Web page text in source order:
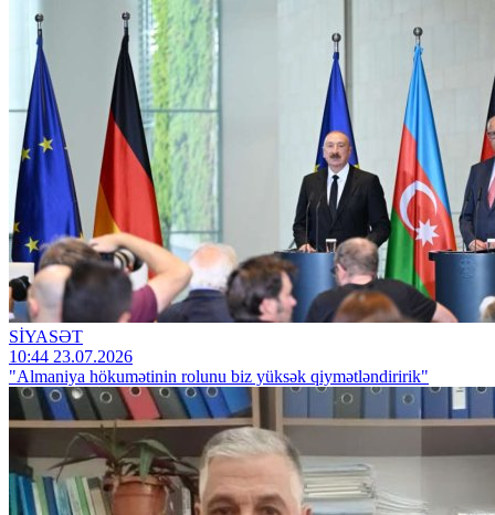
SİYASƏT
10:44 23.07.2026
"Almaniya hökumətinin rolunu biz yüksək qiymətləndiririk"